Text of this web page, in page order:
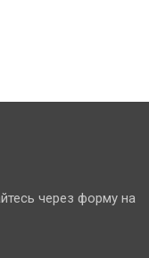
через форму на